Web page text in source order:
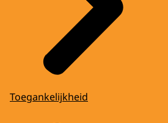
Toegankelijkheid